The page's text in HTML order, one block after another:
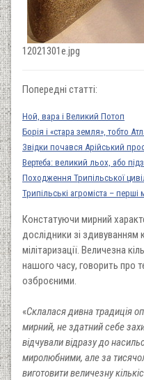
12021301e.jpg
Попередні статті:
Ной, вара і Великий Потоп
Борія і «стара земля», тобто
Звідки почався Арійський
Вертеба: великий льох, або
Походження Трипільської
Трипільські агроміста – перші
Констатуючи мирний
дослідники зі здивуванням
мілітаризації. Величезна
нашого часу, говорить про
озброєними.
«Склалася дивна традиція
мирний, не здатний себе
відчували відразу до
миролюбними, але за
виготовити величезну